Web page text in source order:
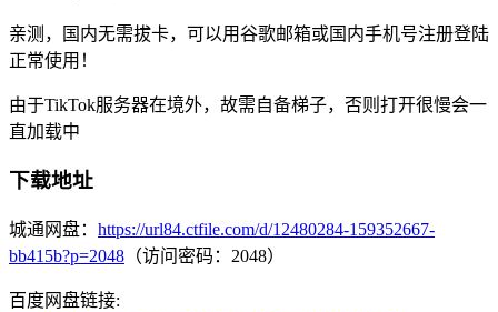
亲测，国内无需拔卡，可以用谷歌邮箱或国内手机号注册登陆
正常使用！
由于TikTok服务器在境外，故需自备梯子，否则打开很慢会一
直加载中
下载地址
城通网盘： https://url84.ctfile.com/d/12480284-159352667-
bb415b?p=2048 （访问密码：2048）
百度网盘链接: